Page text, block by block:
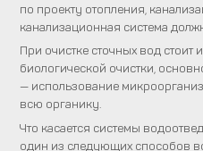
по проекту отопления,
канализационная система
При очистке сточных вод стоит
биологической очистки,
— использование
всю органику.
Что касается системы
один из следующих способов